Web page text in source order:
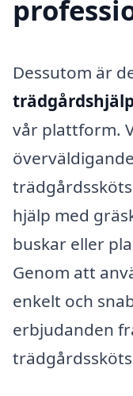
Dessutom är
vår plattform.
hjälp med
buskar eller
Genom att
enkelt och
erbjudanden